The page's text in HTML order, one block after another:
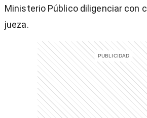
Ministerio Público diligenciar con
jueza.